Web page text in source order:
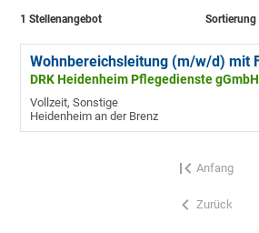
1 Stellenangebot Sortierung
DRK Heidenheim Pflegedienste gGmbH
Vollzeit, Sonstige
Heidenheim an der Brenz
Anfang
Zurück